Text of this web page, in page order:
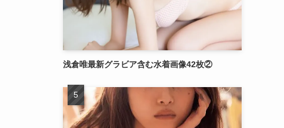
浅倉唯最新グラビア含む水着画像42枚②